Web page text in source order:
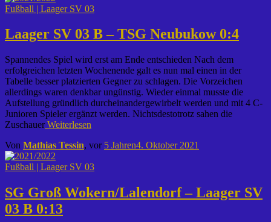
Fußball | Laager SV 03
Laager SV 03 B – TSG Neubukow 0:4
Spannendes Spiel wird erst am Ende entschieden Nach dem
erfolgreichen letzten Wochenende galt es nun mal einen in der
Tabelle besser platzierten Gegner zu schlagen. Die Vorzeichen
allerdings waren denkbar ungünstig. Wieder einmal musste die
Aufstellung gründlich durcheinandergewirbelt werden und mit 4 C-
Junioren Spieler ergänzt werden. Nichtsdestotrotz sahen die
ZuschauerWeiterlesen
Von Mathias Tessin, vor 5 Jahren4. Oktober 2021
Fußball | Laager SV 03
SG Groß Wokern/​Lalendorf – Laager SV
03 B 0:13